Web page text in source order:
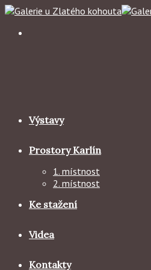
Skip
content
Výstavy
Prostory Karlín
1. místnost
2. místnost
Ke stažení
Videa
Kontakty